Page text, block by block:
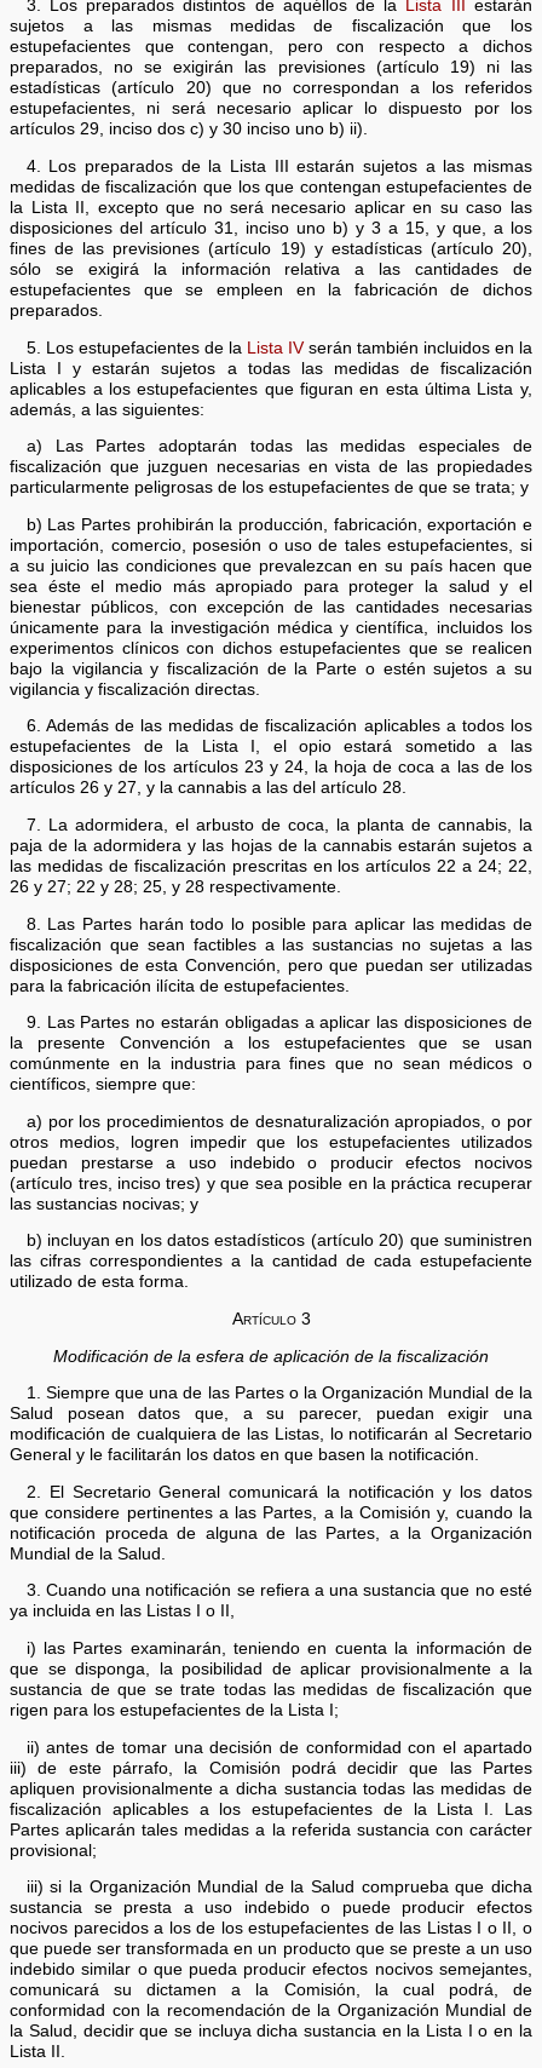
3. Los preparados distintos de aquéllos de la Lista III
estarán
sujetos a las mismas medidas de fiscalización que los
estupefacientes que contengan, pero con respecto a dichos
preparados, no se exigirán las previsiones (artículo 19) ni las
estadísticas (artículo 20) que no correspondan a los referidos
estupefacientes, ni será necesario aplicar lo dispuesto por los
artículos 29, inciso dos c) y 30 inciso uno b) ii).
4. Los preparados de la Lista III estarán sujetos a las mismas
medidas de fiscalización que los que contengan estupefacientes de
la Lista II, excepto que no será necesario aplicar en su caso las
disposiciones del artículo 31, inciso uno b) y 3 a 15, y que, a los
fines de las previsiones (artículo 19) y estadísticas (artículo 20),
sólo se exigirá la información relativa a las cantidades de
estupefacientes que se empleen en la fabricación de dichos
preparados.
5. Los estupefacientes de la Lista IVserán también incluidos en la
Lista I y estarán sujetos a todas las medidas de fiscalización
aplicables a los estupefacientes que figuran en esta última Lista y,
además, a las siguientes:
a) Las Partes adoptarán todas las medidas especiales de
fiscalización que juzguen necesarias en vista de las propiedades
particularmente peligrosas de los estupefacientes de que se trata; y
b) Las Partes prohibirán la producción, fabricación, exportación e
importación, comercio, posesión o uso de tales estupefacientes, si
a su juicio las condiciones que prevalezcan en su país hacen que
sea éste el medio más apropiado para proteger la salud y el
bienestar públicos, con excepción de las cantidades necesarias
únicamente para la investigación médica y científica, incluidos los
experimentos clínicos con dichos estupefacientes que se realicen
bajo la vigilancia y fiscalización de la Parte o estén sujetos a su
vigilancia y fiscalización directas.
6. Además de las medidas de fiscalización aplicables a todos los
estupefacientes de la Lista I, el opio estará sometido a las
disposiciones de los artículos 23 y 24, la hoja de coca a las de los
artículos 26 y 27, y la cannabis a las del artículo 28.
7. La adormidera, el arbusto de coca, la planta de cannabis, la
paja de la adormidera y las hojas de la cannabis estarán sujetos a
las medidas de fiscalización prescritas en los artículos 22 a 24; 22,
26 y 27; 22 y 28; 25, y 28 respectivamente.
8. Las Partes harán todo lo posible para aplicar las medidas de
fiscalización que sean factibles a las sustancias no sujetas a las
disposiciones de esta Convención, pero que puedan ser utilizadas
para la fabricación ilícita de estupefacientes.
9. Las Partes no estarán obligadas a aplicar las disposiciones de
la presente Convención a los estupefacientes que se usan
comúnmente en la industria para fines que no sean médicos o
científicos, siempre que:
a) por los procedimientos de desnaturalización apropiados, o por
otros medios, logren impedir que los estupefacientes utilizados
puedan prestarse a uso indebido o producir efectos nocivos
(artículo tres, inciso tres) y que sea posible en la práctica recuperar
las sustancias nocivas; y
b) incluyan en los datos estadísticos (artículo 20) que suministren
las cifras correspondientes a la cantidad de cada estupefaciente
utilizado de esta forma.
Artículo 3
Modificación de la esfera de aplicación de la fiscalización
1. Siempre que una de las Partes o la Organización Mundial de la
Salud posean datos que, a su parecer, puedan exigir una
modificación de cualquiera de las Listas, lo notificarán al Secretario
General y le facilitarán los datos en que basen la notificación.
2. El Secretario General comunicará la notificación y los datos
que considere pertinentes a las Partes, a la Comisión y, cuando la
notificación proceda de alguna de las Partes, a la Organización
Mundial de la Salud.
3. Cuando una notificación se refiera a una sustancia que no esté
ya incluida en las Listas I o II,
i) las Partes examinarán, teniendo en cuenta la información de
que se disponga, la posibilidad de aplicar provisionalmente a la
sustancia de que se trate todas las medidas de fiscalización que
rigen para los estupefacientes de la Lista I;
ii) antes de tomar una decisión de conformidad con el apartado
iii) de este párrafo, la Comisión podrá decidir que las Partes
apliquen provisionalmente a dicha sustancia todas las medidas de
fiscalización aplicables a los estupefacientes de la Lista I. Las
Partes aplicarán tales medidas a la referida sustancia con carácter
provisional;
iii) si la Organización Mundial de la Salud comprueba que dicha
sustancia se presta a uso indebido o puede producir efectos
nocivos parecidos a los de los estupefacientes de las Listas I o II, o
que puede ser transformada en un producto que se preste a un uso
indebido similar o que pueda producir efectos nocivos semejantes,
comunicará su dictamen a la Comisión, la cual podrá, de
conformidad con la recomendación de la Organización Mundial de
la Salud, decidir que se incluya dicha sustancia en la Lista I o en la
Lista II.